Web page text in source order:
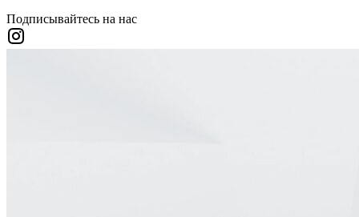
Подписывайтесь на нас